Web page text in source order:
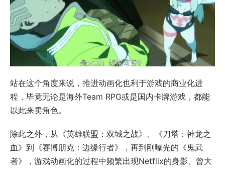
站在这个角度来说，推进动画化也利于游戏的商业化进
程，毕竟无论是海外Team RPG或是国内卡牌游戏，都能
以此来卖角色。
除此之外，从《英雄联盟：双城之战》、《刀塔：神龙之
血》到《赛博朋克：边缘行者》，再到刚曝光的《鬼武
者》，游戏动画化的过程中频繁出现Netflix的身影。曾大